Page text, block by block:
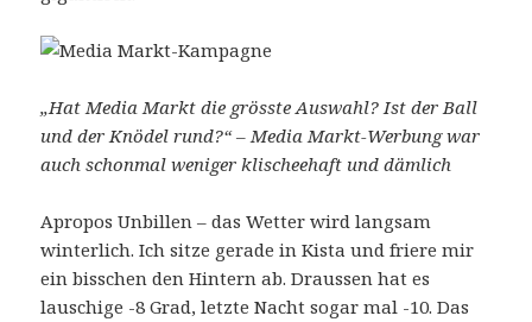
„Hat Media Markt die grösste Auswahl? Ist der Ball
und der Knödel rund?“ – Media Markt-Werbung war
auch schonmal weniger klischeehaft und dämlich
Apropos Unbillen – das Wetter wird langsam
winterlich. Ich sitze gerade in Kista und friere mir
ein bisschen den Hintern ab. Draussen hat es
lauschige -8 Grad, letzte Nacht sogar mal -10. Das